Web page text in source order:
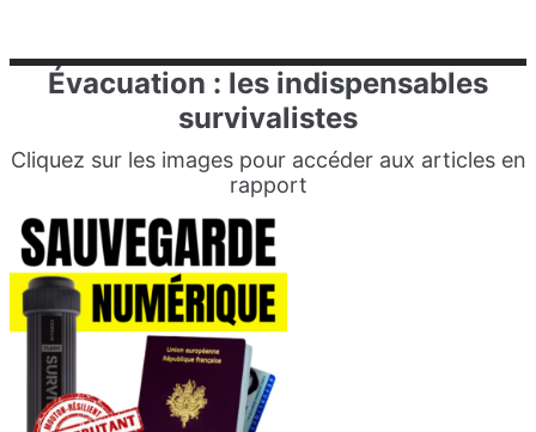
Évacuation : les indispensables
survivalistes
Cliquez sur les images pour accéder aux articles en
rapport